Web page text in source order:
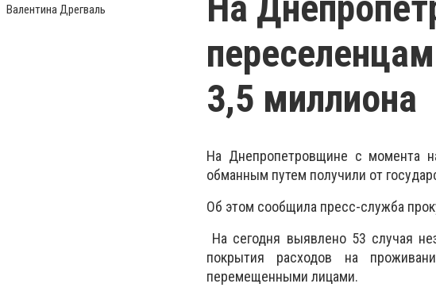
Валентина Дрегваль
3,5 миллиона
На Днепропетровщине с момента
обманным путем получили от
Об этом сообщила пресс-служба
На сегодня выявлено 53 случая
покрытия расходов на
перемещенными лицами.